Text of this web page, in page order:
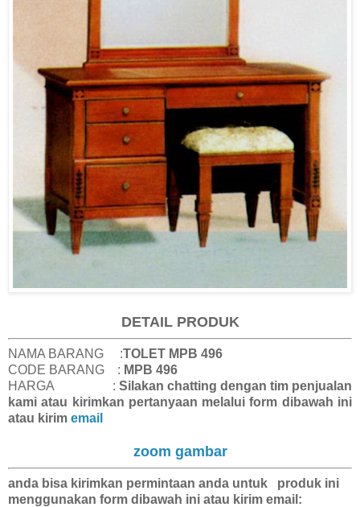
DETAIL PRODUK
NAMA BARANG :TOLET MPB 496
CODE BARANG : MPB 496
HARGA : Silakan chatting dengan tim penjualan
kami atau kirimkan pertanyaan melalui form dibawah ini
atau kirim email
zoom gambar
anda bisa kirimkan permintaan anda untuk produk ini
menggunakan form dibawah ini atau kirim email: